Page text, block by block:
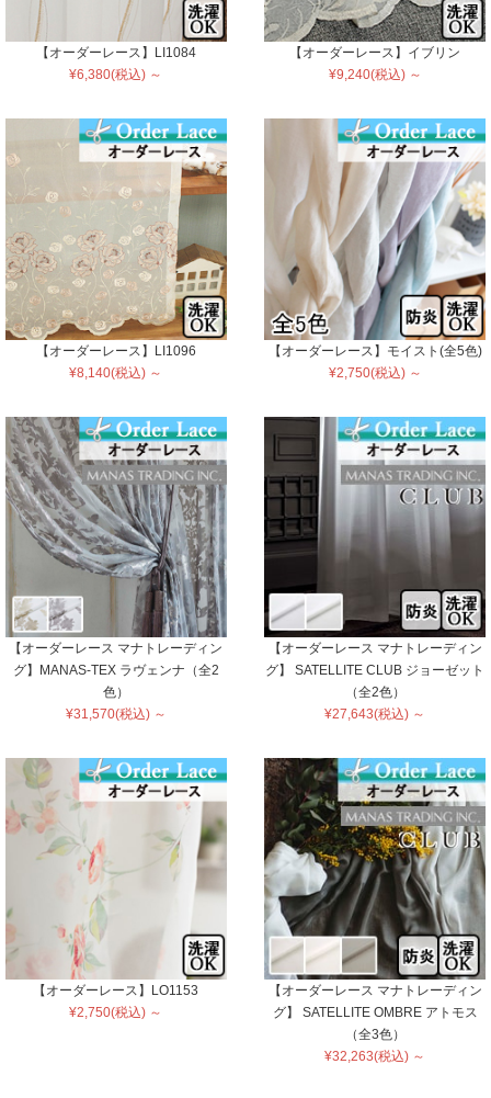
【オーダーレース】LI1084
¥6,380(税込) ～
【オーダーレース】イブリン
¥9,240(税込) ～
【オーダーレース】LI1096
¥8,140(税込) ～
【オーダーレース】モイスト(全5色)
¥2,750(税込) ～
【オーダーレース マナトレーディン
グ】MANAS-TEX ラヴェンナ（全2
色）
¥31,570(税込) ～
【オーダーレース マナトレーディン
グ】 SATELLITE CLUB ジョーゼット
（全2色）
¥27,643(税込) ～
【オーダーレース】LO1153
¥2,750(税込) ～
【オーダーレース マナトレーディン
グ】 SATELLITE OMBRE アトモス
（全3色）
¥32,263(税込) ～